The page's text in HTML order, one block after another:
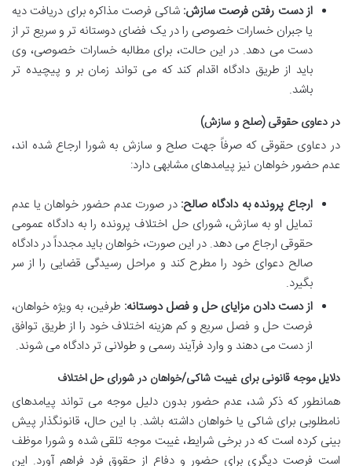
از دست رفتن فرصت سازش: شاکی فرصت مذاکره برای دریافت دیه
یا جبران خسارات خصوصی را در یک فضای دوستانه تر و سریع تر از
دست می دهد. در این حالت، برای مطالبه خسارات خصوصی، وی
باید از طریق دادگاه اقدام کند که می تواند زمان بر و پیچیده تر
باشد.
در دعاوی حقوقی (صلح و سازش)
در دعاوی حقوقی که صرفاً جهت صلح و سازش به شورا ارجاع شده اند،
عدم حضور خواهان نیز پیامدهای مشابهی دارد:
ارجاع پرونده به دادگاه صالح: در صورت عدم حضور خواهان یا عدم
تمایل او به سازش، شورای حل اختلاف پرونده را به دادگاه عمومی
حقوقی ارجاع می دهد. در این صورت، خواهان باید مجدداً در دادگاه
صالح دعوای خود را مطرح کند و مراحل رسیدگی قضایی را از سر
بگیرد.
از دست دادن مزایای حل و فصل دوستانه: طرفین، به ویژه خواهان،
فرصت حل و فصل سریع و کم هزینه اختلاف خود را از طریق توافق
از دست می دهند و وارد فرآیند رسمی و طولانی تر دادگاه می شوند.
دلایل موجه قانونی برای غیبت شاکی/خواهان در شورای حل اختلاف
همانطور که ذکر شد، عدم حضور بدون دلیل موجه می تواند پیامدهای
نامطلوبی برای شاکی یا خواهان داشته باشد. با این حال، قانونگذار پیش
بینی کرده است که در برخی شرایط، غیبت موجه تلقی شده و شورا موظف
است فرصت دیگری برای حضور و دفاع از حقوق فرد فراهم آورد. این